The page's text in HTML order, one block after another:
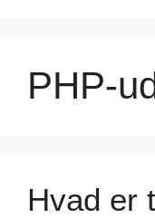
PHP-
Hvad er